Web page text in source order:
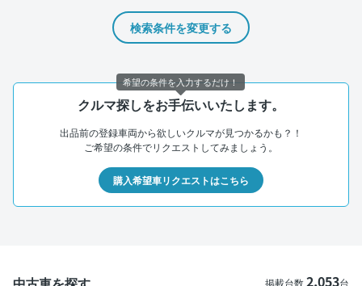
検索条件を変更する
クルマ探しをお手伝いいたします。
出品前の登録車両から欲しいクルマが見つかるかも？！
ご希望の条件でリクエストしてみましょう。
購入希望車リクエストはこちら
掲載台数2,053台
希望の条件を入力するだけ！